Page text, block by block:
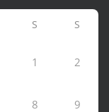
S S
1 2
8 9